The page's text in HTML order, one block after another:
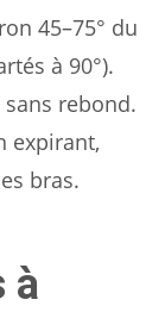
45–75° du
à 90°).
rebond.
expirant,
bras.
à